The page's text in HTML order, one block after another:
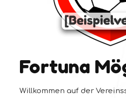
Fortuna
Willkommen auf der